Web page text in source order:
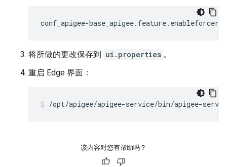
conf_apigee-
将所做的更改保存到 ui.properties 。
重启 Edge 界面：
/opt/apigee/apigee-service/bin/apigee-
该内容对您有帮助吗？